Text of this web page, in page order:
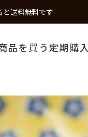
と送料無料です
品を買う 定期購入